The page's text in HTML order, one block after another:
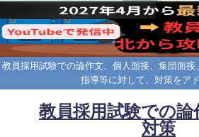
教員採用試験での論作文、個人面接、集団面
指導等に対して、対策をアド
教員採用試験での論
対策